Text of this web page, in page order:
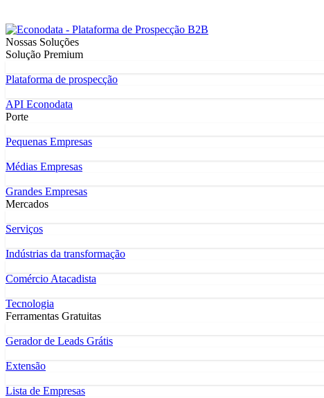
Nossas Soluções
Solução Premium
Plataforma de prospecção
API Econodata
Porte
Pequenas Empresas
Médias Empresas
Grandes Empresas
Mercados
Serviços
Indústrias da transformação
Comércio Atacadista
Tecnologia
Ferramentas Gratuitas
Gerador de Leads Grátis
Extensão
Lista de Empresas